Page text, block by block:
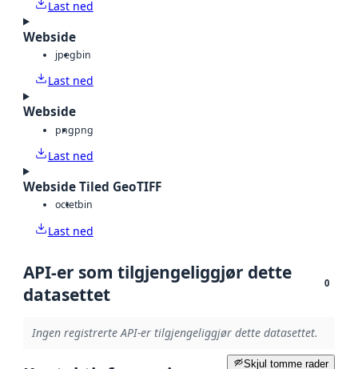
Last ned
Webside
jpegbin
Last ned
Webside
pngpng
Last ned
Webside Tiled GeoTIFF
octetbin
Last ned
API-er som tilgjengeliggjør dette
datasettet
0
Ingen registrerte API-er tilgjengeliggjør dette datasettet.
Skjul tomme rader